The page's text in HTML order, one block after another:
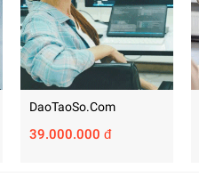
DaoTaoSo.com
39.000.000 đ